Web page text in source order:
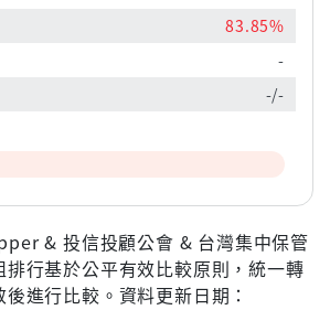
83.85%
-
-/-
& 投信投顧公會 & 台灣集中保管
排行基於公平有效比較原則，統一轉
進行比較。資料更新日期：